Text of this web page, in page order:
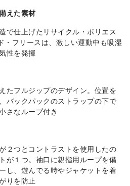
えた素材
で仕上げたリサイクル・ポリエス
・フリースは、激しい運動中も吸湿
性を発揮
たフルジップのデザイン。位置を
バックパックのストラップの下で
さなループ付き
２つとコントラストを使用したの
が１つ。袖口に親指用ループを備
し、遊んでる時やジャケットを着
りを防止